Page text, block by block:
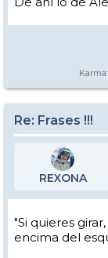
Karma:
Re: Frases !!!
REXONA
"Si quieres
encima del